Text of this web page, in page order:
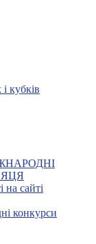
кубків
на сайті
конкурси